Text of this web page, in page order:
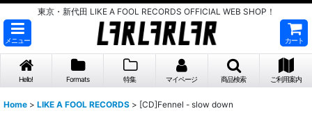
東京・新代田 LIKE A FOOL RECORDS OFFICIAL WEB SHOP！
メニュー カート
Hello! Formats 特集 マイページ 商品検索 ご利用案内
Home > LIKE A FOOL RECORDS > [CD]Fennel - slow down